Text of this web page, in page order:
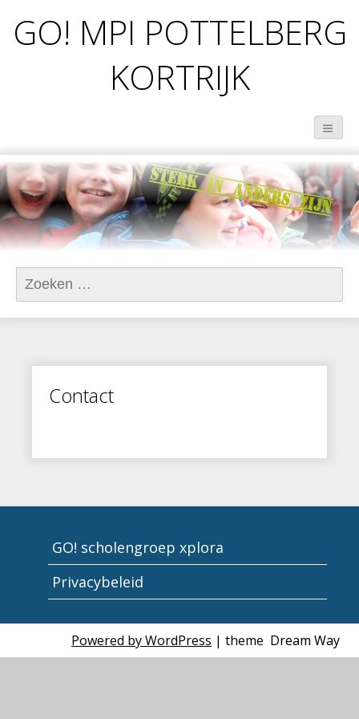
GO! MPI POTTELBERG
KORTRIJK
Zoeken
naar:
Contact
GO! scholengroep xplora
Privacybeleid
Powered by WordPress | theme Dream Way